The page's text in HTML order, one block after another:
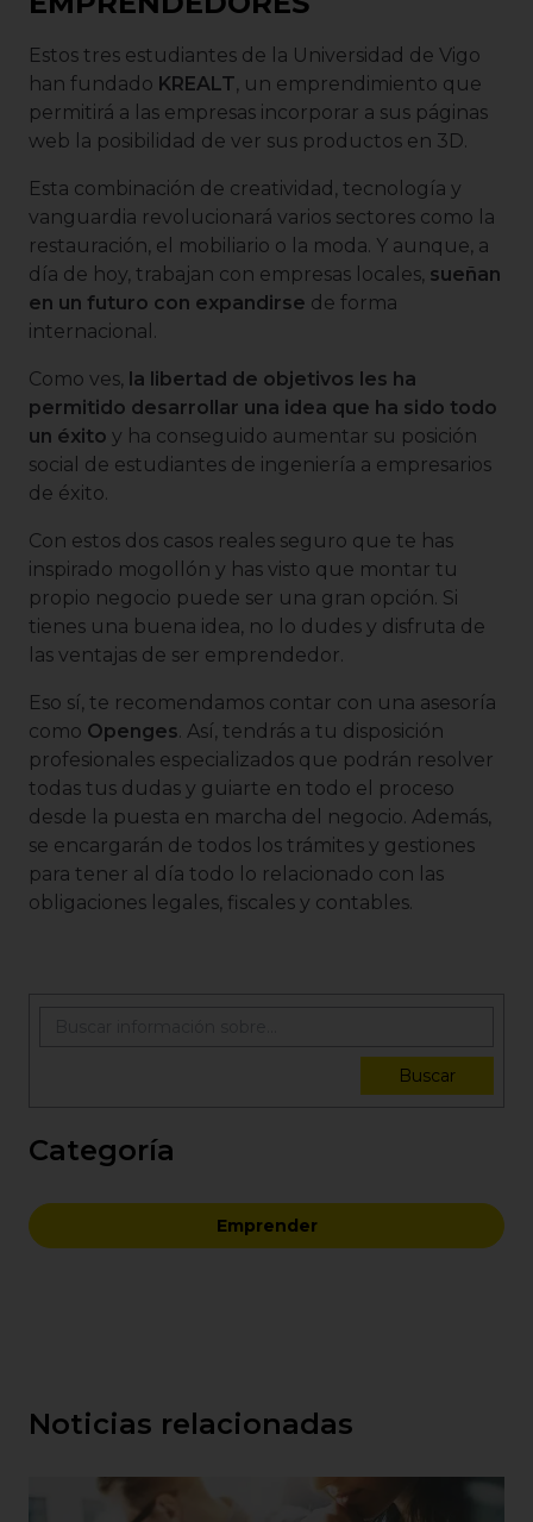
Estos tres estudiantes de la Universidad de Vigo
han fundado KREALT, un emprendimiento que
permitirá a las empresas incorporar a sus páginas
web la posibilidad de ver sus productos en 3D.
Esta combinación de creatividad, tecnología y
vanguardia revolucionará varios sectores como la
restauración, el mobiliario o la moda. Y aunque, a
día de hoy, trabajan con empresas locales, sueñan
en un futuro con expandirse de forma
internacional.
Como ves, la libertad de objetivos les ha
permitido desarrollar una idea que ha sido todo
un éxito y ha conseguido aumentar su posición
social de estudiantes de ingeniería a empresarios
de éxito.
Con estos dos casos reales seguro que te has
inspirado mogollón y has visto que montar tu
propio negocio puede ser una gran opción. Si
tienes una buena idea, no lo dudes y disfruta de
las ventajas de ser emprendedor.
Eso sí, te recomendamos contar con una asesoría
como Openges. Así, tendrás a tu disposición
profesionales especializados que podrán resolver
todas tus dudas y guiarte en todo el proceso
desde la puesta en marcha del negocio. Además,
se encargarán de todos los trámites y gestiones
para tener al día todo lo relacionado con las
obligaciones legales, fiscales y contables.
Buscar
Categoría
Emprender
Noticias relacionadas